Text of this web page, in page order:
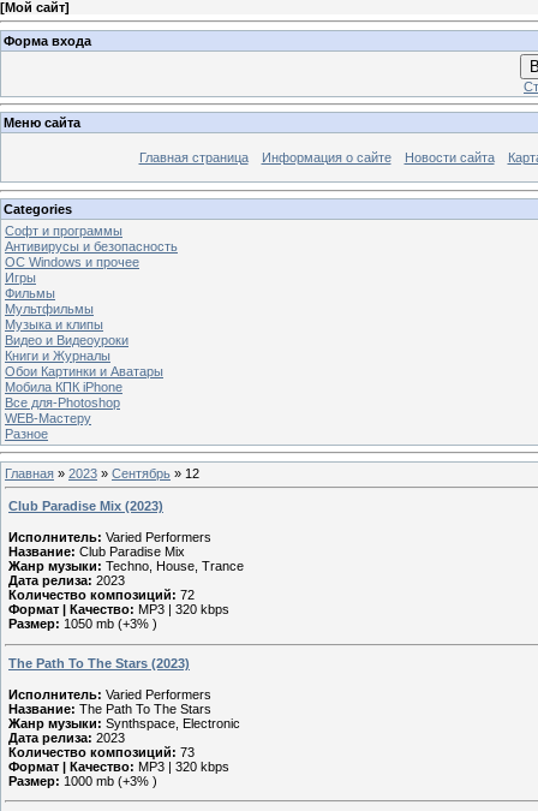
[Мой сайт]
Форма входа
Меню сайта
Главная страница Информация о сайте Новости сайта
Categories
Софт и программы
Антивирусы и безопасность
OC Windows и прочее
Игры
Фильмы
Мультфильмы
Музыка и клипы
Видео и Видеоуроки
Книги и Журналы
Обои Картинки и Аватары
Мобила КПК iPhone
Все для-Photoshop
WEB-Мастеру
Разное
Главная » 2023 » Сентябрь » 12
Club Paradise Mix (2023)
Исполнитель: Varied Performers
Название: Club Paradise Mix
Жанр музыки: Techno, House, Trance
Дата релиза: 2023
Количество композиций: 72
Формат | Качество: MP3 | 320 kbps
Размер: 1050 mb (+3% )
The Path To The Stars (2023)
Исполнитель: Varied Performers
Название: The Path To The Stars
Жанр музыки: Synthspace, Electronic
Дата релиза: 2023
Количество композиций: 73
Формат | Качество: MP3 | 320 kbps
Размер: 1000 mb (+3% )